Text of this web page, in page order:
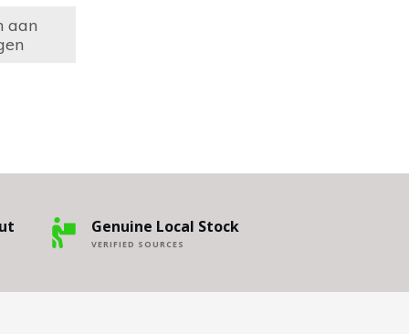
aan
Genuine Local Stock
VERIFIED SOURCES